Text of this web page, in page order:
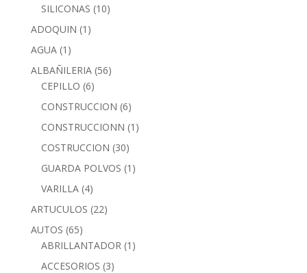
SILICONAS (10)
ADOQUIN (1)
AGUA (1)
ALBAÑILERIA (56)
CEPILLO (6)
CONSTRUCCION (6)
CONSTRUCCIONN (1)
COSTRUCCION (30)
GUARDA POLVOS (1)
VARILLA (4)
ARTUCULOS (22)
AUTOS (65)
ABRILLANTADOR (1)
ACCESORIOS (3)